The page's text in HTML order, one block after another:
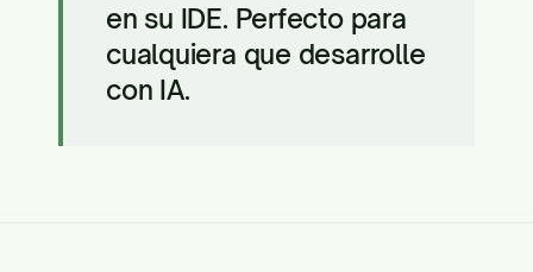
en su IDE. Perfecto para
cualquiera que desarrolle
con IA.